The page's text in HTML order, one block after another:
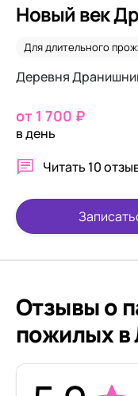
Новый век
Для длительного
Деревня
от 1 700 ₽
в день
Читать 10
Отзывы о
пожилых в